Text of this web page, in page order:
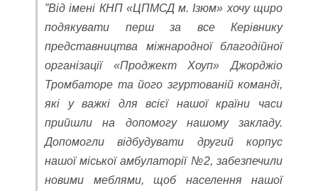
”Від імені КНП «ЦПМСД м. Ізюм» хочу щиро
подякувати перш за все Керівнику
представництва міжнародної благодійної
організації «Проджект Хоуп» Джорджіо
Тромбаторе та його згуртованій команді,
які у важкі для всієї нашої країни часи
прийшли на допомогу нашому закладу.
Допомогли відбудувати другий корпус
нашої міської амбулаторії №2, забезпечили
новими меблями, щоб населення нашої